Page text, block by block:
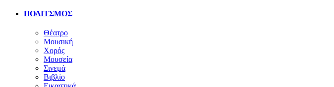
ΠΟΛΙΤΣΜΟΣ
Θέατρο
Μουσική
Χορός
Μουσεία
Σινεμά
Βιβλίο